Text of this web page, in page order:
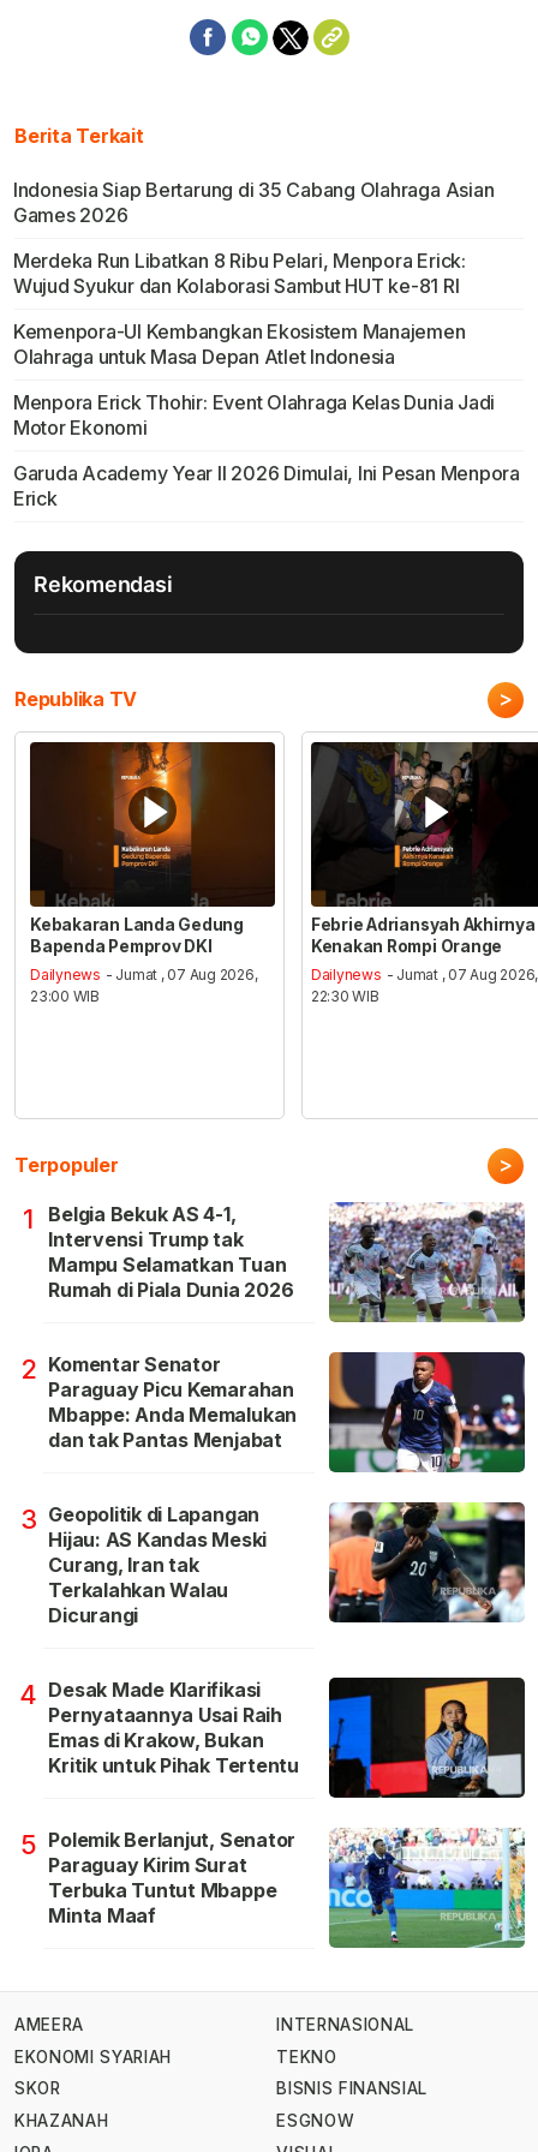
Berita Terkait
Indonesia Siap Bertarung di 35 Cabang Olahraga Asian
Games 2026
Merdeka Run Libatkan 8 Ribu Pelari, Menpora Erick:
Wujud Syukur dan Kolaborasi Sambut HUT ke-81 RI
Kemenpora-UI Kembangkan Ekosistem Manajemen
Olahraga untuk Masa Depan Atlet Indonesia
Menpora Erick Thohir: Event Olahraga Kelas Dunia Jadi
Motor Ekonomi
Garuda Academy Year II 2026 Dimulai, Ini Pesan Menpora
Erick
Rekomendasi
Republika TV >
Kebakaran Landa Gedung
Bapenda Pemprov DKI
Dailynews - Jumat , 07 Aug 2026,
23:00 WIB
Febrie Adriansyah Akhirnya
Kenakan Rompi Orange
Dailynews - Jumat , 07 Aug 2026,
22:30 WIB
Terpopuler >
1
Belgia Bekuk AS 4-1,
Intervensi Trump tak
Mampu Selamatkan Tuan
Rumah di Piala Dunia 2026
2 Komentar Senator
Paraguay Picu Kemarahan
Mbappe: Anda Memalukan
dan tak Pantas Menjabat
3 Geopolitik di Lapangan
Hijau: AS Kandas Meski
Curang, Iran tak
Terkalahkan Walau
Dicurangi
4 Desak Made Klarifikasi
Pernyataannya Usai Raih
Emas di Krakow, Bukan
Kritik untuk Pihak Tertentu
5 Polemik Berlanjut, Senator
Paraguay Kirim Surat
Terbuka Tuntut Mbappe
Minta Maaf
AMEERA
EKONOMI SYARIAH
SKOR
KHAZANAH
INTERNASIONAL
TEKNO
BISNIS FINANSIAL
ESGNOW